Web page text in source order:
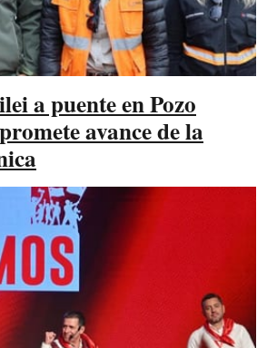
a puente en Pozo
avance de la